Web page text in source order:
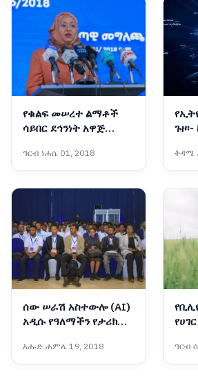
የቁልፍ መሠረተ ልማቶች
ሳይበር ደኅንነት አዋጅ
ጉዞ ደኅንነትን ለማረጋገጥ
ወሳኝ ነው፡- ኢንሳ
ዓርብ ነሐሴ 01, 2018 ቅዳሜ
ሰው ሠራሽ አስተውሎ (AI)
አዲሱ የዓለማችን የታሪክ
የኢትዮጵያችን ብሩህ ተስፋ
እሑድ ሐምሌ 19, 2018 ዓርብ